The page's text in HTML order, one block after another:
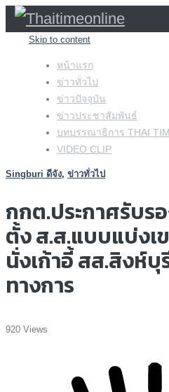
Skip to content
หน้าแรก
ข่าวทั่วไป
ข่าวปัจจุบัน
ข่าวประชาสัมพันธ์
บทบรรณาธิการ THAI
VIDEO CLIP
Singburi ดีจัง, ข่าวทั่วไป
กกต.ประกาศรับร
ตั้ง ส.ส.แบบแบ่งเ
นั่งเก้าอี้ สส.สิงห์บุ
ทางการ
920 Views